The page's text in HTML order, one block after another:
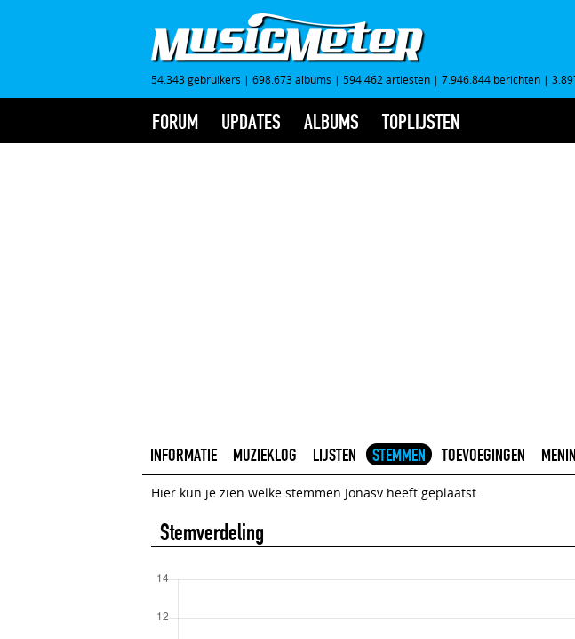
54.343 gebruikers | 698.673 albums | 594.462 artiesten | 7.946.844 berichten |
FORUM UPDATES ALBUMS TOPLIJSTEN
INFORMATIE MUZIEKLOG LIJSTEN STEMMEN TOEVOEGINGEN
Hier kun je zien welke stemmen Jonasv heeft geplaatst.
Stemverdeling